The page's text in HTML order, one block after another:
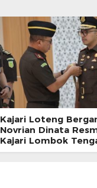
Kajari Loteng
Novrian Dinata
Kajari Lombok